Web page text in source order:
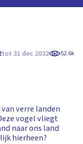
tot 31 dec 2032 52.6k
verre landen
vogel vliegt
naar ons land
hierheen?